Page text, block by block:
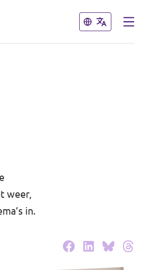
Sluiten
Sluiten
weer,
in.